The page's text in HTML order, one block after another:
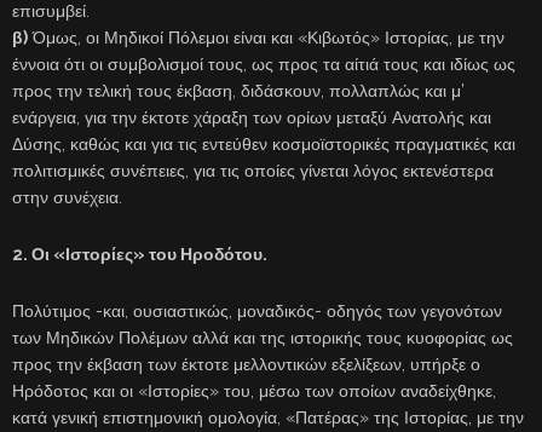
επισυμβεί.
β)Όμως, οι Μηδικοί Πόλεμοι είναι και «Κιβωτός» Ιστορίας, με την
έννοια ότι οι συμβολισμοί τους, ως προς τα αίτιά τους και ιδίως ως
προς την τελική τους έκβαση, διδάσκουν, πολλαπλώς και μ’
ενάργεια, για την έκτοτε χάραξη των ορίων μεταξύ Ανατολής και
Δύσης, καθώς και για τις εντεύθεν κοσμοϊστορικές πραγματικές και
πολιτισμικές συνέπειες, για τις οποίες γίνεται λόγος εκτενέστερα
στην συνέχεια.
2. Οι «Ιστορίες» του Ηροδότου.
Πολύτιμος -και, ουσιαστικώς, μοναδικός- οδηγός των γεγονότων
των Μηδικών Πολέμων αλλά και της ιστορικής τους κυοφορίας ως
προς την έκβαση των έκτοτε μελλοντικών εξελίξεων, υπήρξε ο
Ηρόδοτος και οι «Ιστορίες» του, μέσω των οποίων αναδείχθηκε,
κατά γενική επιστημονική ομολογία, «Πατέρας» της Ιστορίας, με την